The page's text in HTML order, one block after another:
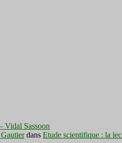
Vidal Sassoon
dans Etude scientifique : la